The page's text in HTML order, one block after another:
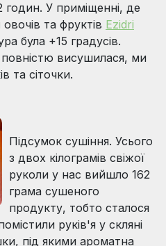
годин. У приміщенні, де
та фруктів Ezidri
була +15 градусів.
повністю висушилася, ми
та сіточки.
Підсумок сушіння. Усього
з двох кілограмів свіжої
руколи у нас вийшло 162
грама сушеного
продукту, тобто сталося
руків'я у скляні
під якими ароматна